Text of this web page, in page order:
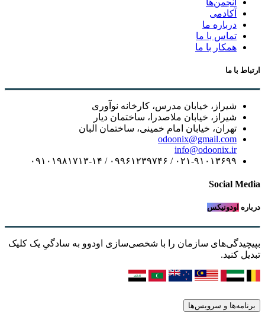
آکادمی
درباره ما
تماس با ما
همکار با ما
ارتباط با ما
شیراز، خیابان مدرس، کارخانه نوآوری
شیراز، خیابان ملاصدرا، ساختمان دیار
تهران، خیابان امام خمینی، ساختمان البان
odoonix@gmail.com
info@odoonix.ir
۰۲۱-۹۱۰۱۳۶۹۹ / ۰۹۹۶۱۲۳۹۷۴۶ / ۰۹۱۰۱۹۸۱۷۱۳-۱۴
Social Media
درباره اودونیکس
بپیچیدگی‌های سازمان را با شخصی‌سازی اودوو به سادگیِ یک کلیک
تبدیل کنید.
برنامه‌ها و سرویس‌ها